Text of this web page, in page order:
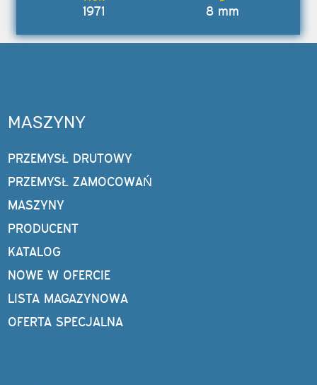
1971 8 mm
MASZYNY
PRZEMYSŁ DRUTOWY
PRZEMYSŁ ZAMOCOWAŃ
MASZYNY
PRODUCENT
KATALOG
NOWE W OFERCIE
LISTA MAGAZYNOWA
OFERTA SPECJALNA